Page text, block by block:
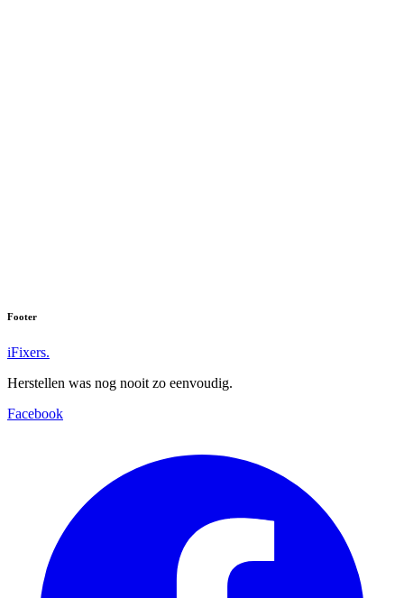
Footer
iFixers.
Herstellen was nog nooit zo eenvoudig.
Facebook